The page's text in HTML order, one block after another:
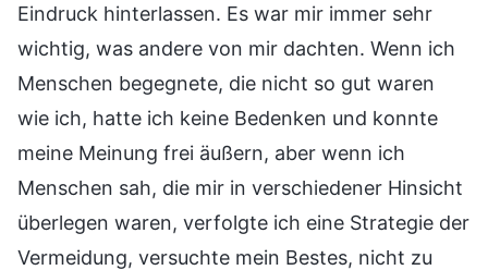
Eindruck hinterlassen. Es war mir immer sehr
wichtig, was andere von mir dachten. Wenn ich
Menschen begegnete, die nicht so gut waren
wie ich, hatte ich keine Bedenken und konnte
meine Meinung frei äußern, aber wenn ich
Menschen sah, die mir in verschiedener Hinsicht
überlegen waren, verfolgte ich eine Strategie der
Vermeidung, versuchte mein Bestes, nicht zu